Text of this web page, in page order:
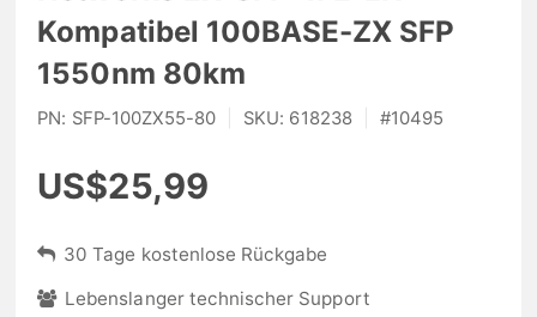
Kompatibel 100BASE-ZX SFP
1550nm 80km
PN: SFP-100ZX55-80 SKU: 618238 #10495
US$25,99
30 Tage kostenlose Rückgabe
Lebenslanger technischer Support